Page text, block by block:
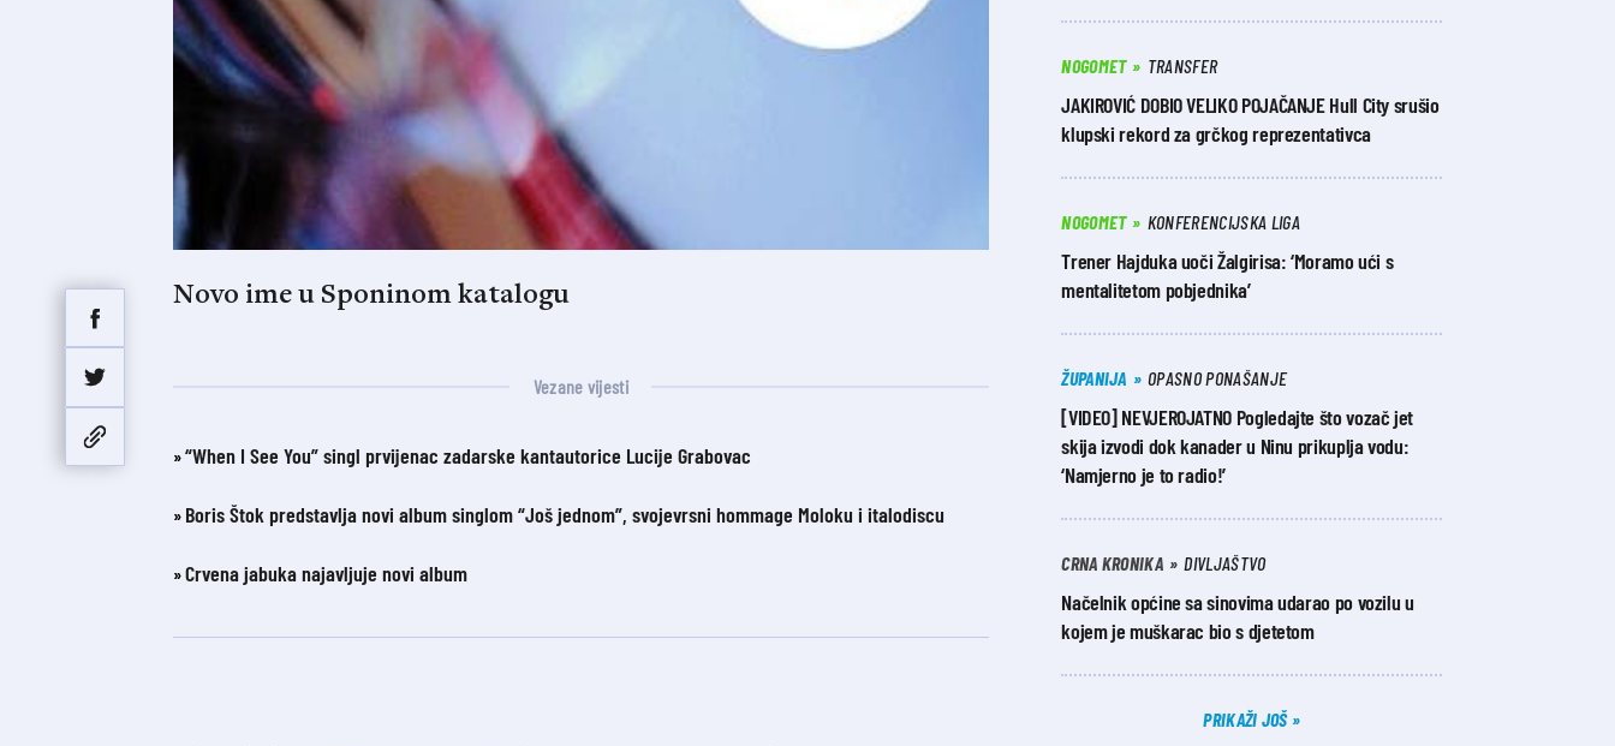
Novo ime u Sponinom katalogu
Vezane vijesti
“When I See You” singl prvijenac zadarske kantautorice Lucije Grabovac
Boris Štok predstavlja novi album singlom “Još jednom”, svojevrsni hommage Moloku i italodiscu
Crvena jabuka najavljuje novi album
NOGOMET TRANSFER
JAKIROVIĆ DOBIO VELIKO POJAČANJE Hull City srušio
klupski rekord za grčkog reprezentativca
NOGOMET KONFERENCIJSKA LIGA
Trener Hajduka uoči Žalgirisa: ‘Moramo ući s
mentalitetom pobjednika’
ŽUPANIJA OPASNO PONAŠANJE
[VIDEO] NEVJEROJATNO Pogledajte što vozač jet
skija izvodi dok kanader u Ninu prikuplja vodu:
‘Namjerno je to radio!’
CRNA KRONIKA DIVLJAŠTVO
Načelnik općine sa sinovima udarao po vozilu u
kojem je muškarac bio s djetetom
PRIKAŽI JOŠ